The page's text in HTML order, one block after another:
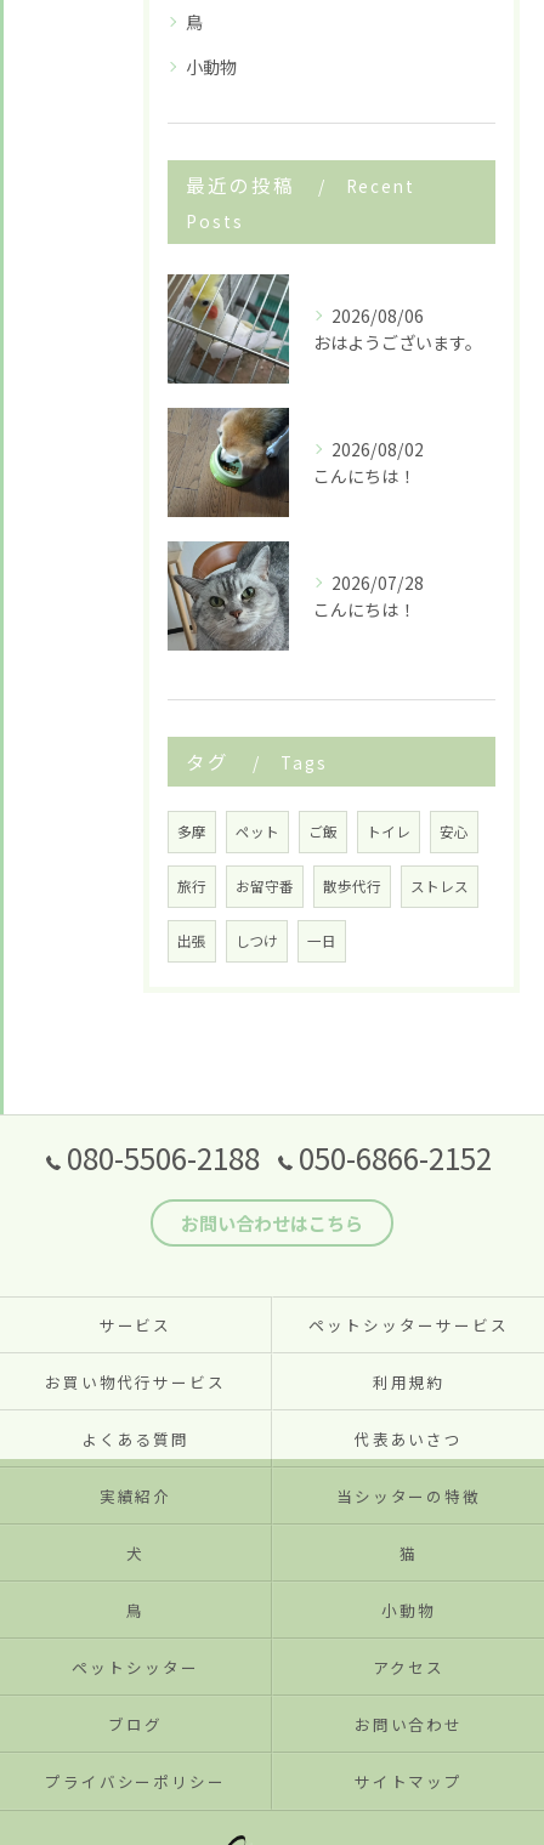
鳥
小動物
最近の投稿
Recent
Posts
2026/08/06
おはようございます。
2026/08/02
こんにちは！
2026/07/28
こんにちは！
タグ Tags
多摩 ペット ご飯 トイレ 安心
旅行 お留守番 散歩代行 ストレス
出張 しつけ 一日
080-5506-2188 050-6866-2152
お問い合わせはこちら
サービス ペットシッターサービス
お買い物代行サービス 利用規約
よくある質問 代表あいさつ
実績紹介 当シッターの特徴
犬 猫
鳥 小動物
ペットシッター アクセス
ブログ お問い合わせ
プライバシーポリシー サイトマップ
LINE友だち追加はこちら